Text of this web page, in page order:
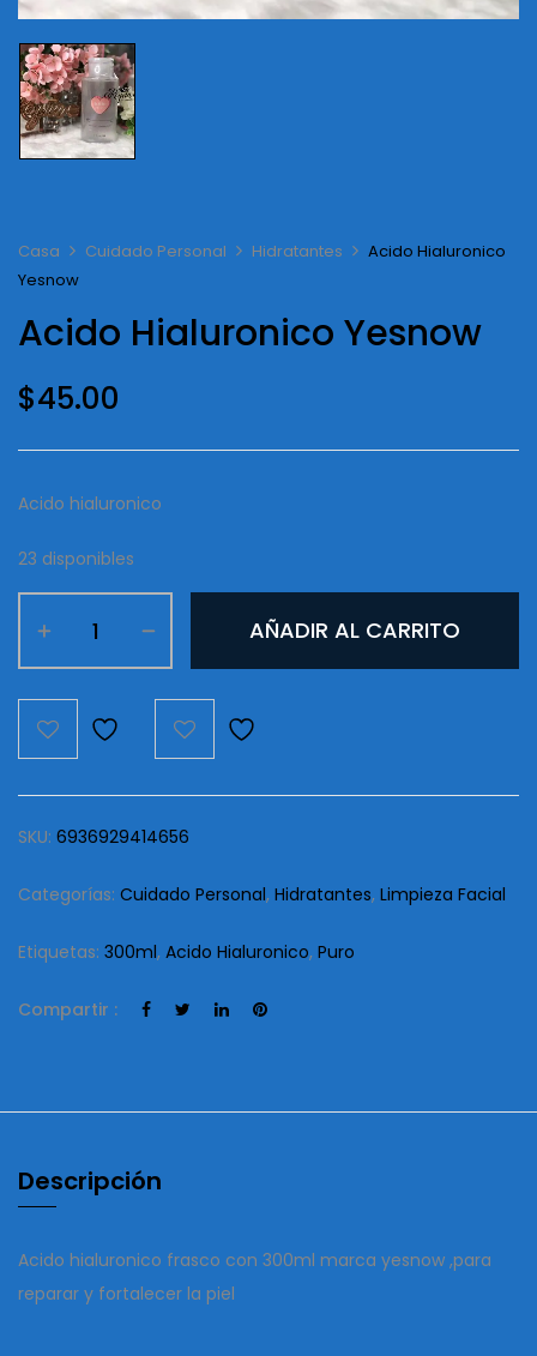
Casa Cuidado Personal Hidratantes
Acido Hialuronico
Yesnow
Acido Hialuronico Yesnow
$45.00
Acido hialuronico
23 disponibles
Hialuronico
AÑADIR AL CARRITO
SKU: 6936929414656
Categorías: Cuidado Personal, Hidratantes, Limpieza Facial
Etiquetas: 300ml, Acido Hialuronico, Puro
Compartir :
Descripción
Acido hialuronico frasco con 300ml marca yesnow ,para
reparar y fortalecer la piel